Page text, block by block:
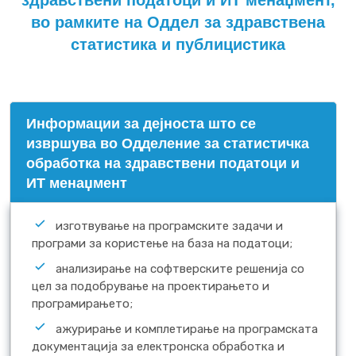
во рамките на Оддел за здравствена
статистика и публицистика
Информации за дејноста што се
извршува во Одделение за статистичка
обработка на здравствени податоци и
ИТ менаџмент
изготвување на програмските задачи и
програми за користење на база на податоци;
анализирање на софтверските решенија со
цел за подобрување на проектирањето и
програмирањето;
ажурирање и комплетирање на програмската
документација за електронска обработка и